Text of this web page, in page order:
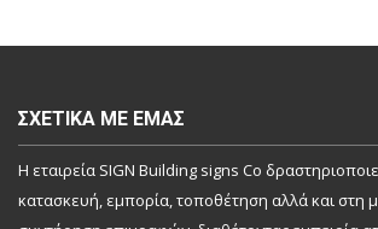
ΣΧΕΤΙΚΆ ΜΕ ΕΜΆΣ
Η εταιρεία SIGN Building signs Co
κατασκευή, εμπορία, τοποθέτηση αλλά και στη